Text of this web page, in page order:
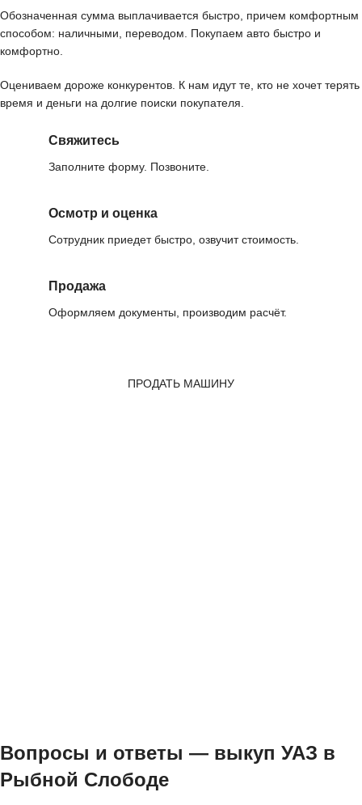
Обозначенная сумма выплачивается быстро, причем комфортным
способом: наличными, переводом. Покупаем авто быстро и
комфортно.
Оцениваем дороже конкурентов. К нам идут те, кто не хочет терять
время и деньги на долгие поиски покупателя.
Свяжитесь
Заполните форму. Позвоните.
Осмотр и оценка
Сотрудник приедет быстро, озвучит стоимость.
Продажа
Оформляем документы, производим расчёт.
ПРОДАТЬ МАШИНУ
Вопросы и ответы — выкуп УАЗ в
Рыбной Слободе